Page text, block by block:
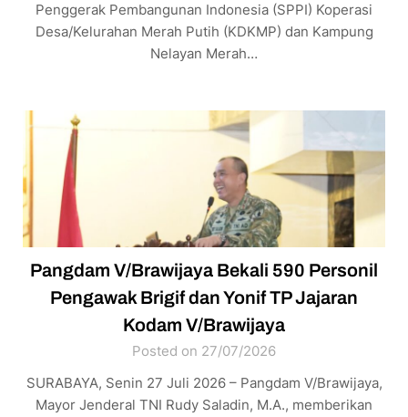
Penggerak Pembangunan Indonesia (SPPI) Koperasi
Desa/Kelurahan Merah Putih (KDKMP) dan Kampung
Nelayan Merah…
Pangdam V/Brawijaya Bekali 590 Personil
Pengawak Brigif dan Yonif TP Jajaran
Kodam V/Brawijaya
Posted on 27/07/2026
SURABAYA, Senin 27 Juli 2026 – Pangdam V/Brawijaya,
Mayor Jenderal TNI Rudy Saladin, M.A., memberikan